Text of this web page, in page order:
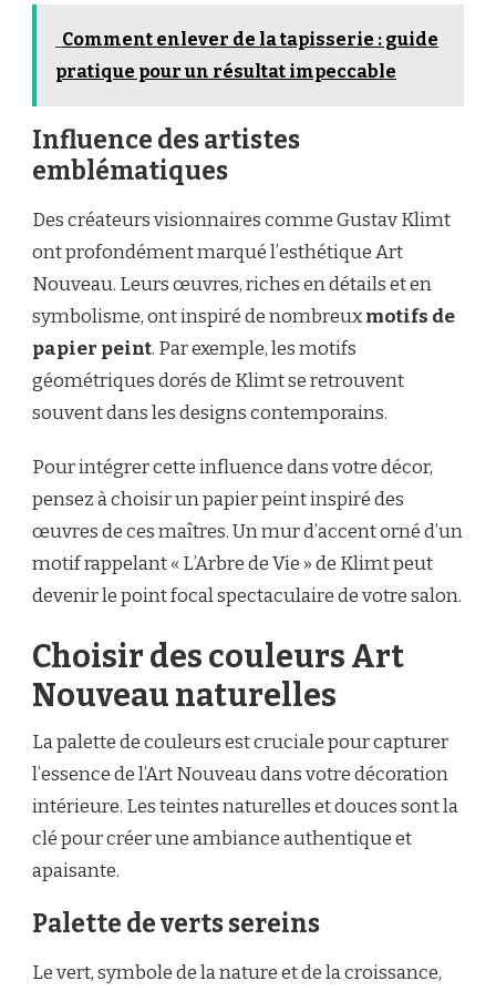
Comment enlever de la tapisserie : guide
pratique pour un résultat impeccable
Influence des artistes
emblématiques
Des créateurs visionnaires comme Gustav Klimt
ont profondément marqué l’esthétique Art
Nouveau. Leurs œuvres, riches en détails et en
symbolisme, ont inspiré de nombreuxmotifs de
papier peint. Par exemple, les motifs
géométriques dorés de Klimt se retrouvent
souvent dans les designs contemporains.
Pour intégrer cette influence dans votre décor,
pensez à choisir un papier peint inspiré des
œuvres de ces maîtres. Un mur d’accent orné d’un
motif rappelant « L’Arbre de Vie » de Klimt peut
devenir le point focal spectaculaire de votre salon.
Choisir des couleurs Art
Nouveau naturelles
La palette de couleurs est cruciale pour capturer
l’essence de l’Art Nouveau dans votre décoration
intérieure. Les teintes naturelles et douces sont la
clé pour créer une ambiance authentique et
apaisante.
Palette de verts sereins
Le vert, symbole de la nature et de la croissance,